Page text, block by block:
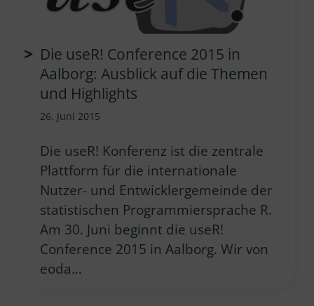
Die useR! Conference 2015 in
Aalborg: Ausblick auf die Themen
und Highlights
26. Juni 2015
Die useR! Konferenz ist die zentrale
Plattform für die internationale
Nutzer- und Entwicklergemeinde der
statistischen Programmiersprache R.
Am 30. Juni beginnt die useR!
Conference 2015 in Aalborg. Wir von
eoda…